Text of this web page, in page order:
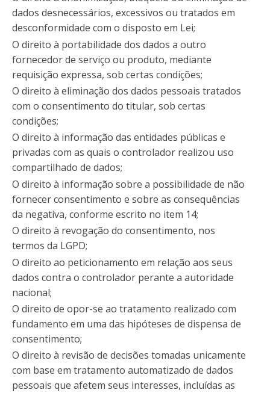
dados desnecessários, excessivos ou tratados em
desconformidade com o disposto em Lei;
O direito à portabilidade dos dados a outro
fornecedor de serviço ou produto, mediante
requisição expressa, sob certas condições;
O direito à eliminação dos dados pessoais tratados
com o consentimento do titular, sob certas
condições;
O direito à informação das entidades públicas e
privadas com as quais o controlador realizou uso
compartilhado de dados;
O direito à informação sobre a possibilidade de não
fornecer consentimento e sobre as consequências
da negativa, conforme escrito no item 14;
O direito à revogação do consentimento, nos
termos da LGPD;
O direito ao peticionamento em relação aos seus
dados contra o controlador perante a autoridade
nacional;
O direito de opor-se ao tratamento realizado com
fundamento em uma das hipóteses de dispensa de
consentimento;
O direito à revisão de decisões tomadas unicamente
com base em tratamento automatizado de dados
pessoais que afetem seus interesses, incluídas as